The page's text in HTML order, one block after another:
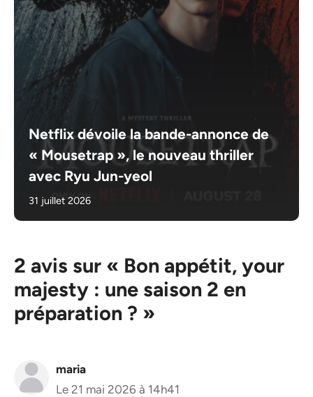
Netflix dévoile la bande-annonce de
« Mousetrap », le nouveau thriller
avec Ryu Jun-yeol
31 juillet 2026
2 avis sur « Bon appétit, your
majesty : une saison 2 en
préparation ? »
maria
Le 21 mai 2026 à 14h41